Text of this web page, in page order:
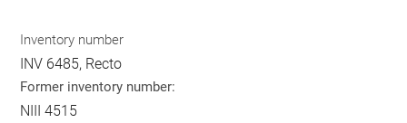
Inventory number
INV 6485, Recto
Former inventory number:
NIII 4515